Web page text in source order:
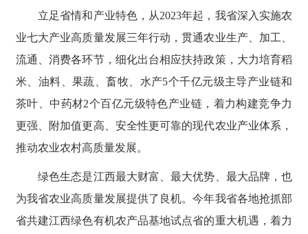
立足省情和产业特色，从2023年起，我省深入实施农
业七大产业高质量发展三年行动，贯通农业生产、加工、
流通、消费各环节，细化出台相应扶持政策，大力培育稻
米、油料、果蔬、畜牧、水产5个千亿元级主导产业链和
茶叶、中药材2个百亿元级特色产业链，着力构建竞争力
更强、附加值更高、安全性更可靠的现代农业产业体系，
推动农业农村高质量发展。
绿色生态是江西最大财富、最大优势、最大品牌，也
为我省农业高质量发展提供了良机。今年我省各地抢抓部
省共建江西绿色有机农产品基地试点省的重大机遇，着力